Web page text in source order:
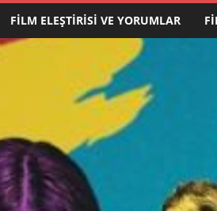
FILM ELEŞTIRISI VE YORUMLAR